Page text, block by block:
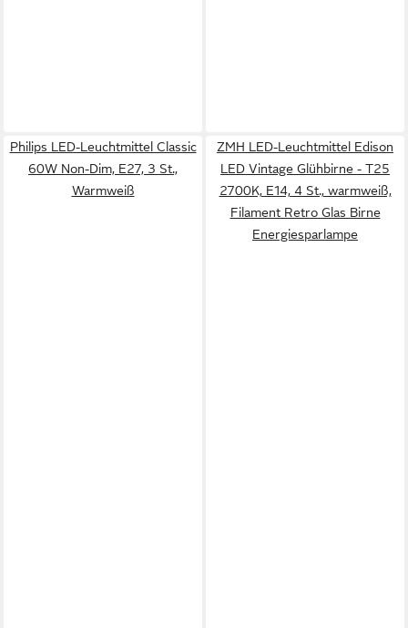
Philips LED-Leuchtmittel Classic
60W Non-Dim, E27, 3 St.,
Warmweiß
ZMH LED-Leuchtmittel Edison
LED Vintage Glühbirne - T25
2700K, E14, 4 St., warmweiß,
Filament Retro Glas Birne
Energiesparlampe